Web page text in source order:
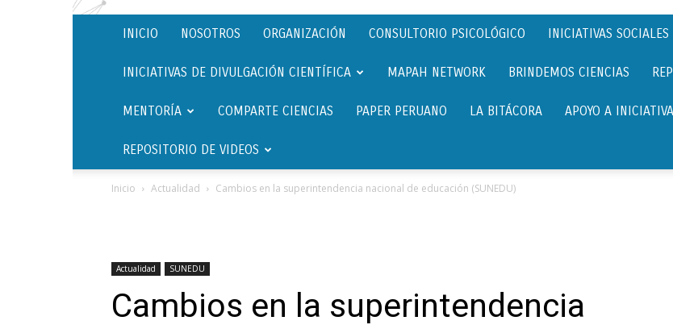
Científicos.pe,
Cientificos
INICIO NOSOTROS ORGANIZACIÓN CONSULTORIO PSICOLÓGICO INICIATIVAS SOCIALES
INICIATIVAS DE DIVULGACIÓN CIENTÍFICA MAPAH NETWORK BRINDEMOS CIENCIAS
MENTORÍA COMPARTE CIENCIAS PAPER PERUANO LA BITÁCORA APOYO A
REPOSITORIO DE VIDEOS
Inicio Actualidad Cambios en la superintendencia nacional de educación (SUNEDU)
Actualidad SUNEDU
Cambios en la superintendencia